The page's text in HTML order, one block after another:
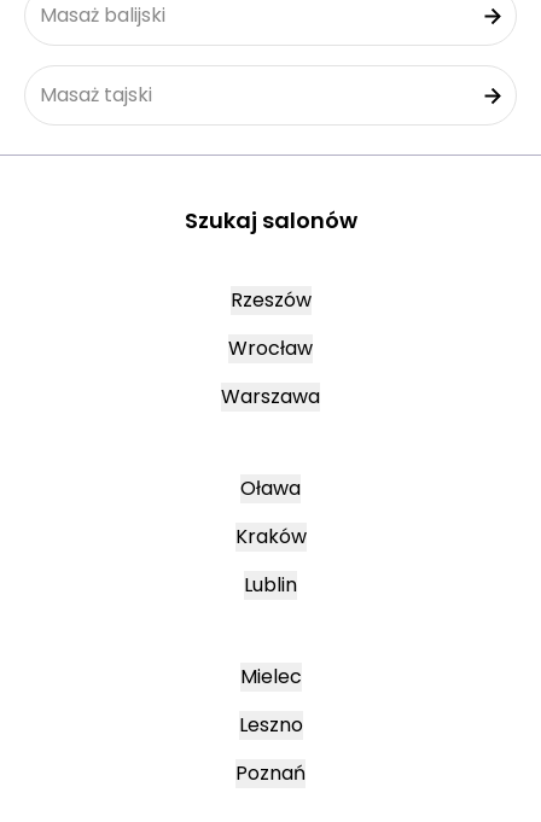
Masaż balijski
Masaż tajski
Szukaj salonów
Rzeszów
Wrocław
Warszawa
Oława
Kraków
Lublin
Mielec
Leszno
Poznań